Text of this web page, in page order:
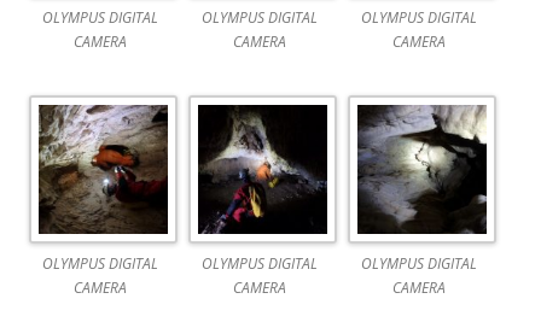
OLYMPUS DIGITAL
CAMERA
OLYMPUS DIGITAL
CAMERA
OLYMPUS DIGITAL
CAMERA
OLYMPUS DIGITAL
CAMERA
OLYMPUS DIGITAL
CAMERA
OLYMPUS DIGITAL
CAMERA